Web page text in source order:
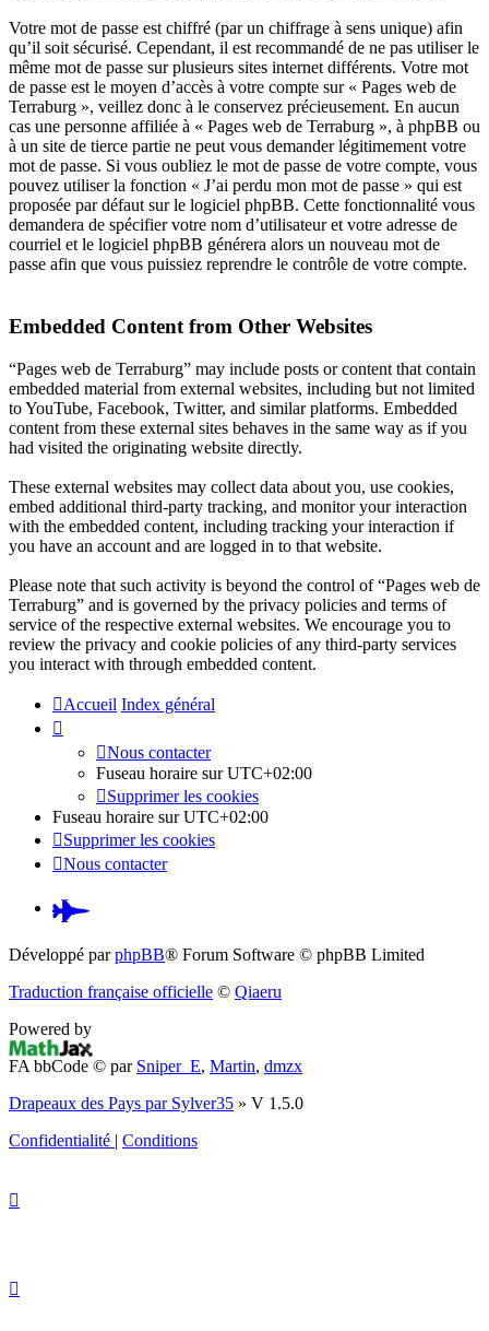
Votre mot de passe est chiffré (par un chiffrage à sens unique) afin
qu’il soit sécurisé. Cependant, il est recommandé de ne pas utiliser le
même mot de passe sur plusieurs sites internet différents. Votre mot
de passe est le moyen d’accès à votre compte sur « Pages web de
Terraburg », veillez donc à le conservez précieusement. En aucun
cas une personne affiliée à « Pages web de Terraburg », à phpBB ou
à un site de tierce partie ne peut vous demander légitimement votre
mot de passe. Si vous oubliez le mot de passe de votre compte, vous
pouvez utiliser la fonction « J’ai perdu mon mot de passe » qui est
proposée par défaut sur le logiciel phpBB. Cette fonctionnalité vous
demandera de spécifier votre nom d’utilisateur et votre adresse de
courriel et le logiciel phpBB générera alors un nouveau mot de
passe afin que vous puissiez reprendre le contrôle de votre compte.
Embedded Content from Other Websites
“Pages web de Terraburg” may include posts or content that contain
embedded material from external websites, including but not limited
to YouTube, Facebook, Twitter, and similar platforms. Embedded
content from these external sites behaves in the same way as if you
had visited the originating website directly.
These external websites may collect data about you, use cookies,
embed additional third-party tracking, and monitor your interaction
with the embedded content, including tracking your interaction if
you have an account and are logged in to that website.
Please note that such activity is beyond the control of “Pages web de
Terraburg” and is governed by the privacy policies and terms of
service of the respective external websites. We encourage you to
review the privacy and cookie policies of any third-party services
you interact with through embedded content.
Accueil Index général
Nous contacter
Fuseau horaire surUTC+02:00
Supprimer les cookies
Fuseau horaire surUTC+02:00
Supprimer les cookies
Nous contacter
Pardus.at
(S’ouvre
nouvel
Développé parphpBB® Forum Software © phpBB Limited
Traduction française officielle © Qiaeru
Powered by
FA bbCode © par Sniper_E, Martin, dmzx
Drapeaux des Pays par Sylver35 » V 1.5.0
Confidentialité | Conditions